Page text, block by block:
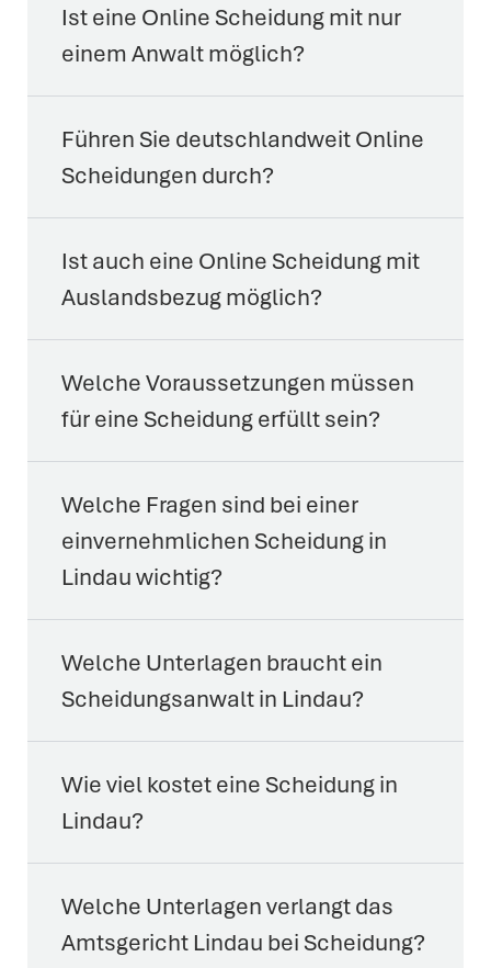
Ist eine Online Scheidung mit nur
einem Anwalt möglich?
Führen Sie deutschlandweit Online
Scheidungen durch?
Ist auch eine Online Scheidung mit
Auslandsbezug möglich?
Welche Voraussetzungen müssen
für eine Scheidung erfüllt sein?
Welche Fragen sind bei einer
einvernehmlichen Scheidung in
Lindau wichtig?
Welche Unterlagen braucht ein
Scheidungsanwalt in Lindau?
Wie viel kostet eine Scheidung in
Lindau?
Welche Unterlagen verlangt das
Amtsgericht Lindau bei Scheidung?